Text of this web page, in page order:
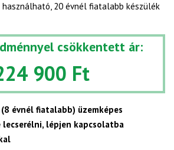
20 évnél fiatalabb készülék
csökkentett ár:
900 Ft
évnél fiatalabb) üzemképes
lépjen kapcsolatba